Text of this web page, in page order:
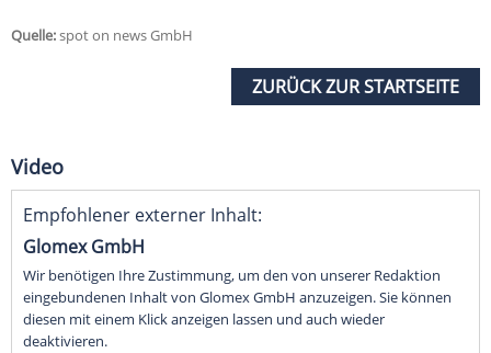
Quelle:spot on news GmbH
ZURÜCK ZUR STARTSEITE
Video
Empfohlener externer Inhalt:
Glomex GmbH
Wir benötigen Ihre Zustimmung, um den von unserer Redaktion
eingebundenen Inhalt von Glomex GmbH anzuzeigen. Sie können
diesen mit einem Klick anzeigen lassen und auch wieder
deaktivieren.